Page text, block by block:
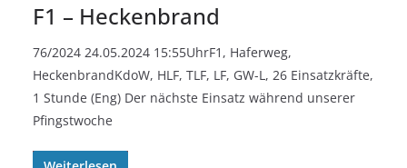
F1 – Heckenbrand
76/2024 24.05.2024 15:55UhrF1, Haferweg,
HeckenbrandKdoW, HLF, TLF, LF, GW-L, 26 Einsatzkräfte,
1 Stunde (Eng) Der nächste Einsatz während unserer
Pfingstwoche